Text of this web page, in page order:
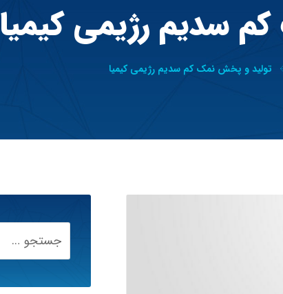
سدیم رژیمی کیمیا
تولید و پخش نمک کم سدیم رژیمی کیمیا